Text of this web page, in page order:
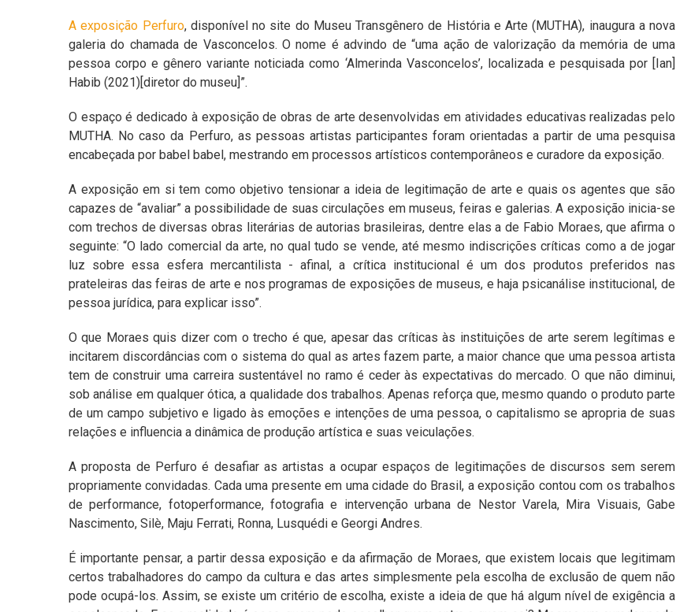
A exposição Perfuro, disponível no site do Museu Transgênero de História e Arte (MUTHA), inaugura a nova
galeria do chamada de Vasconcelos. O nome é advindo de “uma ação de valorização da memória de uma
pessoa corpo e gênero variante noticiada como ‘Almerinda Vasconcelos’, localizada e pesquisada por [Ian]
Habib (2021)[diretor do museu]”.
O espaço é dedicado à exposição de obras de arte desenvolvidas em atividades educativas realizadas pelo
MUTHA. No caso da Perfuro, as pessoas artistas participantes foram orientadas a partir de uma pesquisa
encabeçada por babel babel, mestrando em processos artísticos contemporâneos e curadore da exposição.
A exposição em si tem como objetivo tensionar a ideia de legitimação de arte e quais os agentes que são
capazes de “avaliar” a possibilidade de suas circulações em museus, feiras e galerias. A exposição inicia-se
com trechos de diversas obras literárias de autorias brasileiras, dentre elas a de Fabio Moraes, que afirma o
seguinte: “O lado comercial da arte, no qual tudo se vende, até mesmo indiscrições críticas como a de jogar
luz sobre essa esfera mercantilista - afinal, a crítica institucional é um dos produtos preferidos nas
prateleiras das feiras de arte e nos programas de exposições de museus, e haja psicanálise institucional, de
pessoa jurídica, para explicar isso”.
O que Moraes quis dizer com o trecho é que, apesar das críticas às instituições de arte serem legítimas e
incitarem discordâncias com o sistema do qual as artes fazem parte, a maior chance que uma pessoa artista
tem de construir uma carreira sustentável no ramo é ceder às expectativas do mercado. O que não diminui,
sob análise em qualquer ótica, a qualidade dos trabalhos. Apenas reforça que, mesmo quando o produto parte
de um campo subjetivo e ligado às emoções e intenções de uma pessoa, o capitalismo se apropria de suas
relações e influencia a dinâmica de produção artística e suas veiculações.
A proposta de Perfuro é desafiar as artistas a ocupar espaços de legitimações de discursos sem serem
propriamente convidadas. Cada uma presente em uma cidade do Brasil, a exposição contou com os trabalhos
de performance, fotoperformance, fotografia e intervenção urbana de Nestor Varela, Mira Visuais, Gabe
Nascimento, Silè, Maju Ferrati, Ronna, Lusquédi e Georgi Andres.
É importante pensar, a partir dessa exposição e da afirmação de Moraes, que existem locais que legitimam
certos trabalhadores do campo da cultura e das artes simplesmente pela escolha de exclusão de quem não
pode ocupá-los. Assim, se existe um critério de escolha, existe a ideia de que há algum nível de exigência a